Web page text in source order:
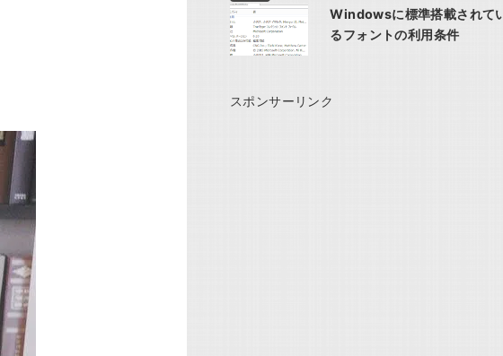
Windowsに標準搭載されて
るフォントの利用条件
スポンサーリンク